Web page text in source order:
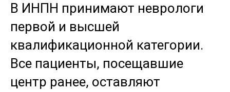
В ИНПН принимают неврологи
первой и высшей
квалификационной категории.
Все пациенты, посещавшие
центр ранее, оставляют